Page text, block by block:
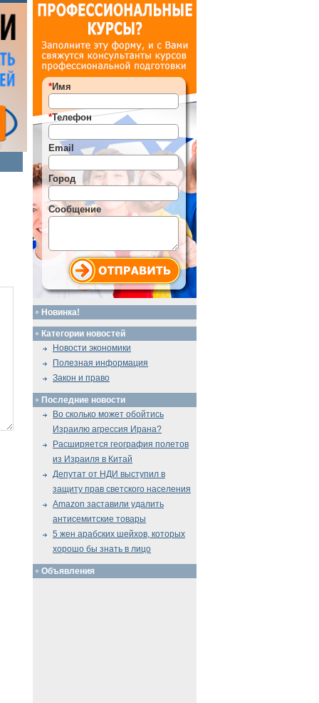
*Имя
*Телефон
Email
Город
Сообщение
Новинка!
Категории новостей
Новости экономики
Полезная информация
Закон и право
Последние новости
Во сколько может обойтись
Израилю агрессия Ирана?
Расширяется география полетов
из Израиля в Китай
Депутат от НДИ выступил в
защиту прав светского населения
Amazon заставили удалить
антисемитские товары
5 жен арабских шейхов, которых
хорошо бы знать в лицо
Объявления